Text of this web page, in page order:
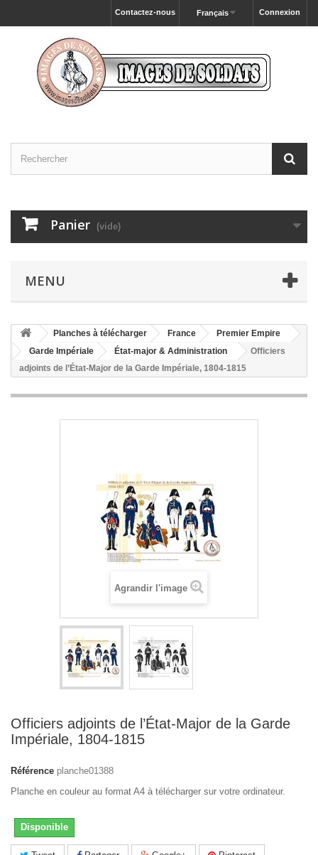
Connexion
Français
Contactez-nous
Panier (vide)
MENU
Planches à télécharger France
Premier Empire
Garde Impériale
État-major & Administration
Officiers
adjoints de l’État-Major de la Garde Impériale, 1804-1815
Agrandir l'image
Officiers adjoints de l’État-Major de la Garde
Impériale, 1804-1815
Référence planche01388
Planche en couleur au format A4 à télécharger sur votre ordinateur.
Disponible